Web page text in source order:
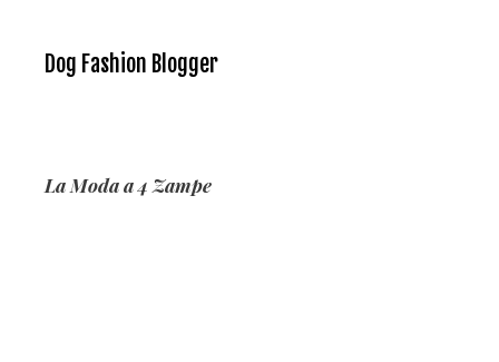
Dog Fashion Blogger
La Moda a 4 Zampe